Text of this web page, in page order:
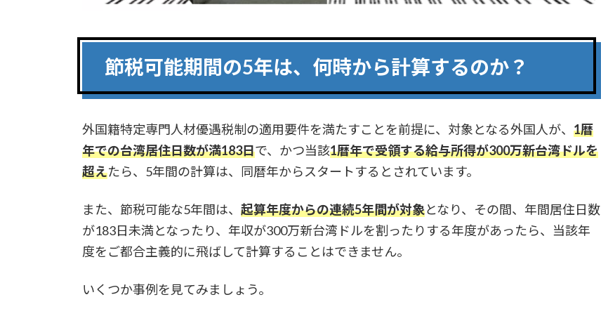
節税可能期間の5年は、何時から計算するのか？
外国籍特定専門人材優遇税制の適用要件を満たすことを前提に、対象となる外国人が、 1暦
年での台湾居住日数が満183日で、かつ当該1暦年で受領する給与所得が300万新台湾ドルを
超えたら、5年間の計算は、同暦年からスタートするとされています。
また、節税可能な5年間は、 起算年度からの連続5年間が対象となり、その間、年間居住日数
が183日未満となったり、年収が300万新台湾ドルを割ったりする年度があったら、当該年
度をご都合主義的に飛ばして計算することはできません。
いくつか事例を見てみましょう。